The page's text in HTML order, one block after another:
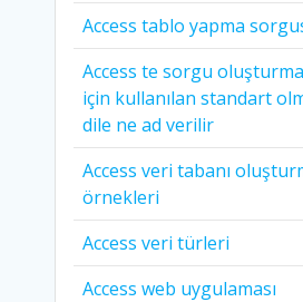
Access tablo yapma
Access te sorgu
için kullanılan standart
dile ne ad verilir
Access veri tabanı
örnekleri
Access veri türleri
Access web uygulaması